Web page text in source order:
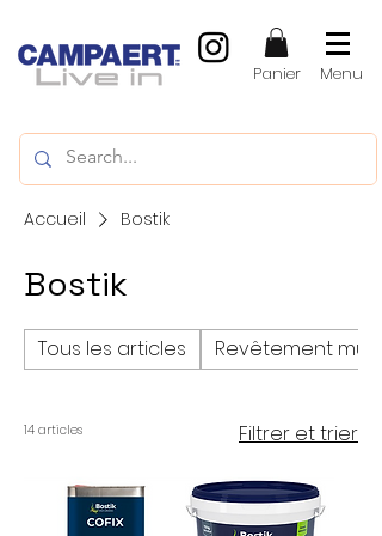
Panier Menu
Accueil Bostik
Bostik
Tous les articles Revêtement mural
14 articles Filtrer et trier